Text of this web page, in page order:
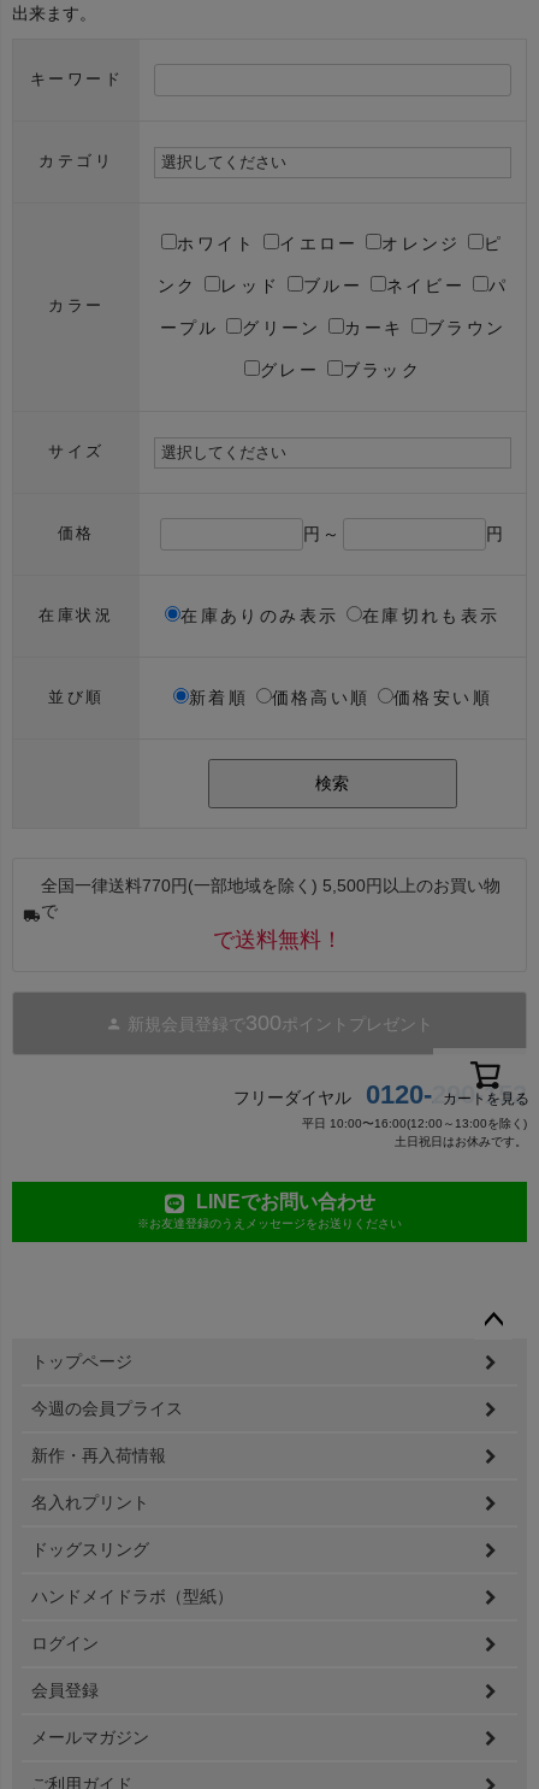
カートを見る
出来ます。
キーワード
カテゴリ
カラー
ホワイト イエロー オレンジ ピ
ンク レッド ブルー ネイビー パ
ープル グリーン カーキ ブラウン
グレー ブラック
サイズ
価格 円～ 円
在庫状況 在庫ありのみ表示 在庫切れも表示
並び順 新着順 価格高い順 価格安い順
検索
全国一律送料770円(一部地域を除く) 5,500円以上のお買い物
で
で送料無料！
新規会員登録で300ポイントプレゼント
フリーダイヤル 0120-290-152
平日 10:00〜16:00(12:00～13:00を除く)
土日祝日はお休みです。
LINEでお問い合わせ
※お友達登録のうえメッセージをお送りください
ペー
ップ
トップページ
今週の会員プライス
新作・再入荷情報
名入れプリント
ドッグスリング
ハンドメイドラボ（型紙）
ログイン
会員登録
メールマガジン
ご利用ガイド